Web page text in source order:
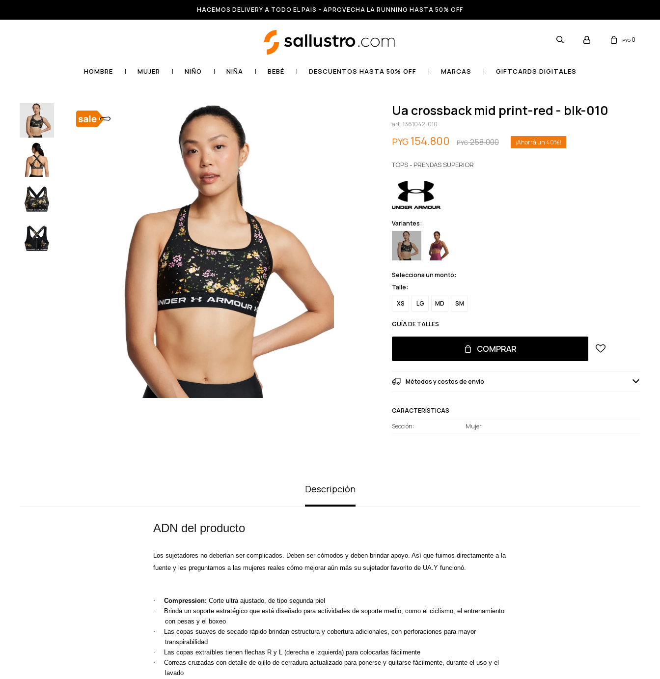
HACEMOS DELIVERY A TODO EL PAIS - APROVECHA LA RUNNING HASTA 50% OFF
HOMBRE MUJER NIÑO NIÑA BEBÉ DESCUENTOS HASTA 50% OFF MARCAS GIFTCARDS DIGITALES
PYG 0
ua crossback mid print-red - blk-010
1361042-010
PYG 154.800 PYG258.000 40
TOPS - PRENDAS SUPERIOR
Variantes:
Selecciona un monto:
Talle:
XS
LG MD SM
GUÍA DE TALLES
COMPRAR
Métodos y costos de envío
CARACTERÍSTICAS
Sección
Mujer
Descripción
ADN del producto
Los sujetadores no deberían ser complicados. Deben ser cómodos y deben brindar apoyo. Así que fuimos directamente a la
fuente y les preguntamos a las mujeres reales cómo mejorar aún más su sujetador favorito de UA.Y funcionó.
· Compression: Corte ultra ajustado, de tipo segunda piel
·
Brinda un soporte estratégico que está diseñado para actividades de soporte medio, como el ciclismo, el entrenamiento
con pesas y el boxeo
·
Las copas suaves de secado rápido brindan estructura y cobertura adicionales, con perforaciones para mayor
transpirabilidad
·
Las copas extraíbles tienen flechas R y L (derecha e izquierda) para colocarlas fácilmente
·
Correas cruzadas con detalle de ojillo de cerradura actualizado para ponerse y quitarse fácilmente, durante el uso y el
lavado